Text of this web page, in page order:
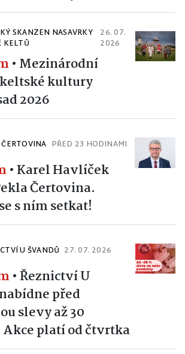
SKANZEN NASAVRKY
KELTŮ
26. 07.
2026
• Mezinárodní
kultury
2026
PŘED 23 HODINAMI
• Karel Havlíček
Čertovina.
s ním setkat!
U ŠVANDŮ 27. 07. 2026
•Řeznictví U
před
slevy až 30
platí od čtvrtka